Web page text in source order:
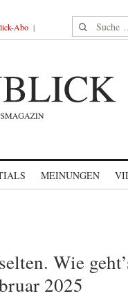
Abo Suche nach:
MEINUNGEN
Wie
2025